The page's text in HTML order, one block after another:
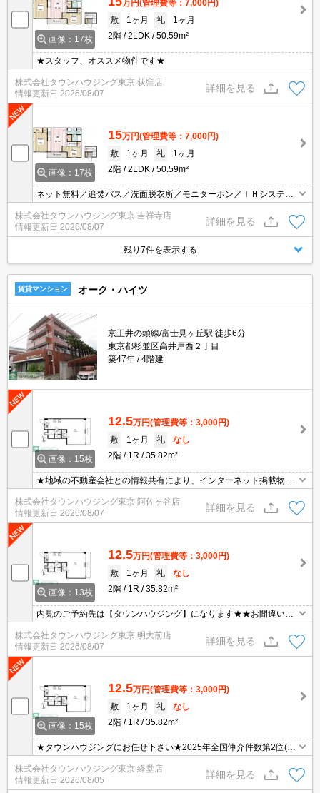
画像：17枚
万円(管理費等：7,000円)
敷
1ヶ月 礼
1ヶ月
2階
2LDK 50.59m²
★スタッフ、オススメ物件です★
株式会社タウンハウジング東京 荻窪店
情報更新日 2026/08/07
詳細を見る
画像：17枚
15万円(管理費等：7,000円)
敷
1ヶ月 礼
1ヶ月
2階
2LDK 50.59m²
ネット無料／追焚バス／洗面脱衣所／モニターホン／ＩＨシステム
キッチン／ハウスメーカー施工／エアコン
株式会社タウンハウジング東京 吉祥寺店
情報更新日 2026/08/07
詳細を見る
残り7件を表示する
賃貸マンション オーク・ハイツ
京王井の頭線/富士見ヶ丘駅 徒歩6分
東京都杉並区高井戸西２丁目
築47年
4階建
画像：15枚
12.5万円(管理費等：3,000円)
敷
1ヶ月 礼
なし
2階
1R 35.82m²
★地域の不動産会社との情報共有により、インターネット掲載物件
のほぼ全てがご紹介可能です♪お家賃交渉や礼金交渉などもお気軽に
ご相談ください♪
株式会社タウンハウジング東京 阿佐ヶ谷店
情報更新日 2026/08/07
詳細を見る
画像：13枚
12.5万円(管理費等：3,000円)
敷
1ヶ月 礼
なし
2階
1R 35.82m²
内見のご予約先は【タウンハウジング】になります★★お間違いな
く♪
株式会社タウンハウジング東京 明大前店
情報更新日 2026/08/07
詳細を見る
画像：15枚
12.5万円(管理費等：3,000円)
敷
1ヶ月 礼
なし
2階
1R 35.82m²
★タウンハウジングにお任せ下さい★2025年全国仲介件数第2位(全
国賃貸新聞2026年掲載)★
株式会社タウンハウジング東京 経堂店
情報更新日 2026/08/05
詳細を見る